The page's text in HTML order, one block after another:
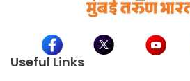
Useful Links